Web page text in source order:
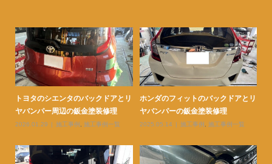
トヨタのシエンタのバックドアとリ
ヤバンパー周辺の鈑金塗装修理
2026.01.29 施工事例 施工事例一覧
ホンダのフィットのバックドアとリ
ヤバンパーの鈑金塗装修理
2025.05.14 施工事例 施工事例一覧